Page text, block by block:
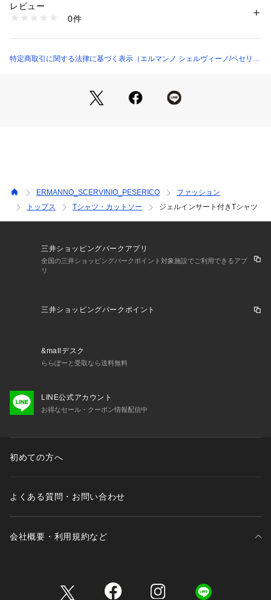
ベル。
ハイクオリティなコレクションを展開しています。
ランドの持つ強いアイデンティティを表現し、
フェミニン・エレガンス・エルマンノのアイコニックスタイル
伸縮性：□あり □ややあり ■なし
光沢感：□あり ■ややあり □なし
【ATTENTION】
●この素材は摩擦（特に湿った状態での摩擦）や、汗や雨などでぬれた時
下着に色が移る事がありますので、ご注意下さい。洗濯の際、他の物と一
-スパンコールの取り扱い-
●この商品は素材の持つ特性を充分に生かしたデリケートな商品です。
その為、素材表面に強い摩擦を受けますと糸引きが出てくる危険性があり
ますので、
着用、着脱の際引っかけ等にご注意ください。
生産国：チュニジア
商品番号：1082500000009 （モール）
ST0818200 （ショップ）
レビュー
0件
特定商取引に関する法律に基づく表示（エルマンノ シェルヴィーノ/ペセリ
ERMANNO_SCERVINIO_PESERICO
ファッション
トップス
Tシャツ・カットソー ジェルインサート付きTシャツ
三井ショッピングパークアプリ
全国の三井ショッピングパークポイント対象施設でご利用できるアプ
リ
三井ショッピングパークポイント
&mallデスク
ららぽーと受取なら送料無料
LINE公式アカウント
お得なセール・クーポン情報配信中
初めての方へ
よくある質問・お問い合わせ
会社概要・利用規約など